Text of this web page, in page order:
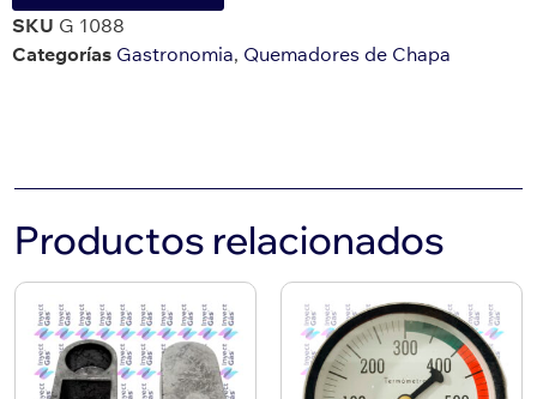
SKU G 1088
Categorías Gastronomia, Quemadores de Chapa
Productos relacionados